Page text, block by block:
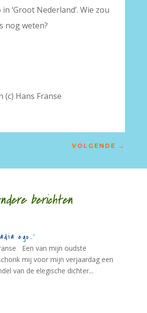
‘Groot Nederland’. Wie zou
nog weten?
(c) Hans Franse
VOLGENDE →
berichten
ego…’
Een van mijn oudste
mij voor mijn verjaardag een
van de elegische dichter...